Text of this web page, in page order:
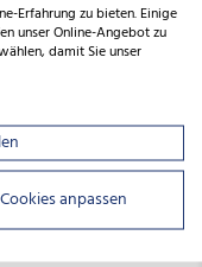
Erfahrung zu bieten. Einige
unser Online-Angebot zu
damit Sie unser
Cookies anpassen